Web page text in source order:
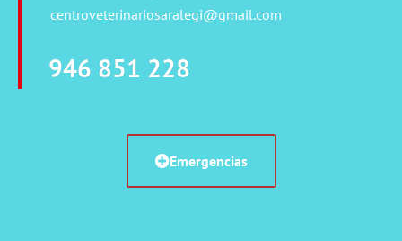
centroveterinariosaralegi@gmail.com
946 851 228
Emergencias